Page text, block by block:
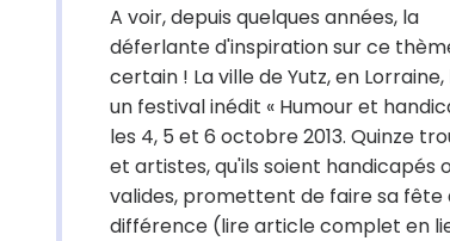
A voir, depuis quelques années, la
déferlante d'inspiration sur ce
certain ! La ville de Yutz, en
un festival inédit « Humour et
les 4, 5 et 6 octobre 2013. Quinze
et artistes, qu'ils soient handicapés
valides, promettent de faire sa fête
différence (lire article complet en